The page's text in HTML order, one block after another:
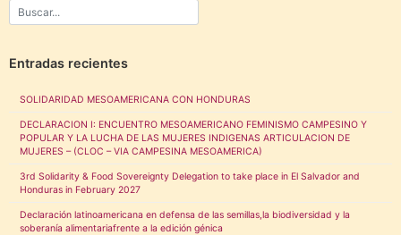
Entradas recientes
SOLIDARIDAD MESOAMERICANA CON HONDURAS
DECLARACION I: ENCUENTRO MESOAMERICANO FEMINISMO CAMPESINO Y
POPULAR Y LA LUCHA DE LAS MUJERES INDIGENAS ARTICULACION DE
MUJERES – (CLOC – VIA CAMPESINA MESOAMERICA)
3rd Solidarity & Food Sovereignty Delegation to take place in El Salvador and
Honduras in February 2027
Declaración latinoamericana en defensa de las semillas,la biodiversidad y la
soberanía alimentariafrente a la edición génica